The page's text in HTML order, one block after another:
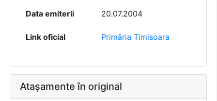
Data emiterii 20.07.2004
Link oficial Primăria Timisoara
Atașamente în original